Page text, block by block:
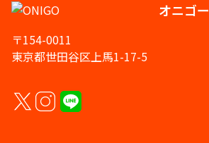
オニゴー
〒154-0011
東京都世田谷区上馬1-17-5